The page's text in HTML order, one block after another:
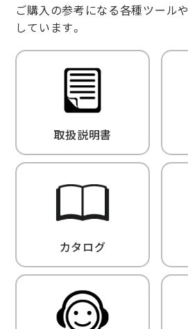
ご購入の参考になる各種ツール
しています。
取扱説明書
カタログ